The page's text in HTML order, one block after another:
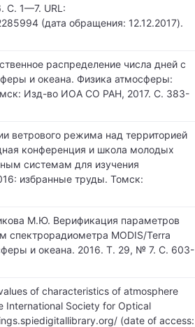
С. 1—7. URL:
(дата обращения: 12.12.2017).
распределение числа дней с
и океана. Физика атмосферы:
Изд-во ИОА СО РАН, 2017. С. 383-
ветрового режима над территорией
конференция и школа молодых
системам для изучения
избранные труды. Томск:
М.Ю. Верификация параметров
спектрорадиометра MODIS/Terra
и океана. 2016. Т. 29, № 7. С. 603-
of characteristics of atmosphere
International Society for Optical
(date of access: